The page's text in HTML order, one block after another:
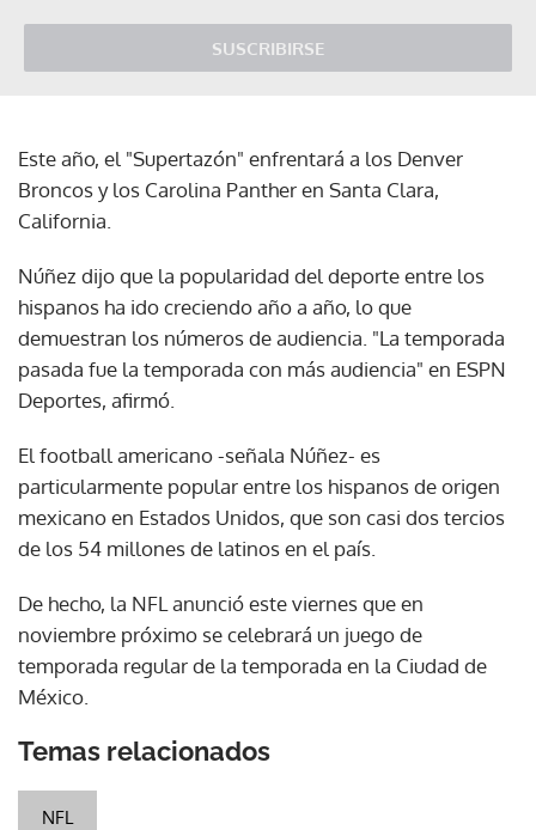
SUSCRIBIRSE
Este año, el "Supertazón" enfrentará a los Denver
Broncos y los Carolina Panther en Santa Clara,
California.
Núñez dijo que la popularidad del deporte entre los
hispanos ha ido creciendo año a año, lo que
demuestran los números de audiencia. "La temporada
pasada fue la temporada con más audiencia" en ESPN
Deportes, afirmó.
El football americano -señala Núñez- es
particularmente popular entre los hispanos de origen
mexicano en Estados Unidos, que son casi dos tercios
de los 54 millones de latinos en el país.
De hecho, la NFL anunció este viernes que en
noviembre próximo se celebrará un juego de
temporada regular de la temporada en la Ciudad de
México.
Temas relacionados
NFL